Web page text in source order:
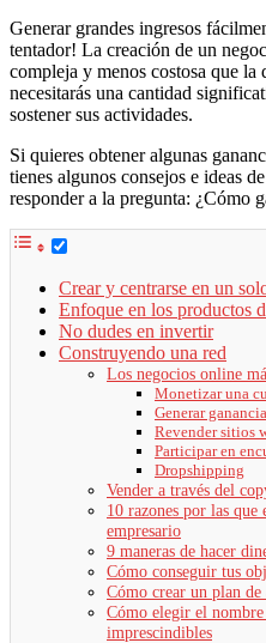
Generar grandes ingresos
tentador! La creación de un
compleja y menos costosa que la
necesitarás una cantidad
sostener sus actividades.
Si quieres obtener algunas
tienes algunos consejos e ideas
responder a la pregunta: ¿Cómo
Crear y centrarse en un
Enfoque en los productos
No dudes en invertir
Construyendo una red
Los negocios online
Monetizar una
Generar
Revender sitios
Participar en
Dropshipping
Vender a través del
10 razones por las
empresario
9 maneras de hacer
Cómo conseguir tus
Cómo crear un plan
Cómo elegir el nombre
imprescindibles